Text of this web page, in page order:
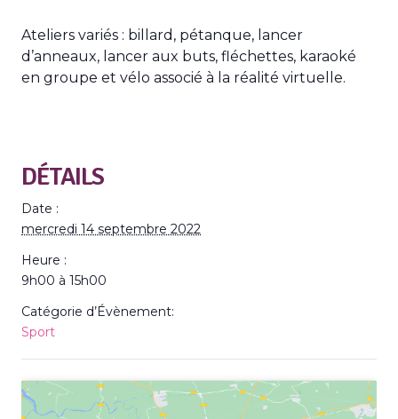
Ateliers variés : billard, pétanque, lancer
d’anneaux, lancer aux buts, fléchettes, karaoké
en groupe et vélo associé à la réalité virtuelle.
DÉTAILS
Date :
mercredi 14 septembre 2022
Heure :
9h00 à 15h00
Catégorie d’Évènement:
Sport